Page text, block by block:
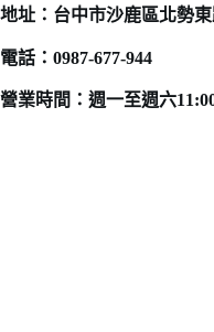
地址：台中市沙鹿區北勢
電話：0987-677-944
營業時間：週一至週六